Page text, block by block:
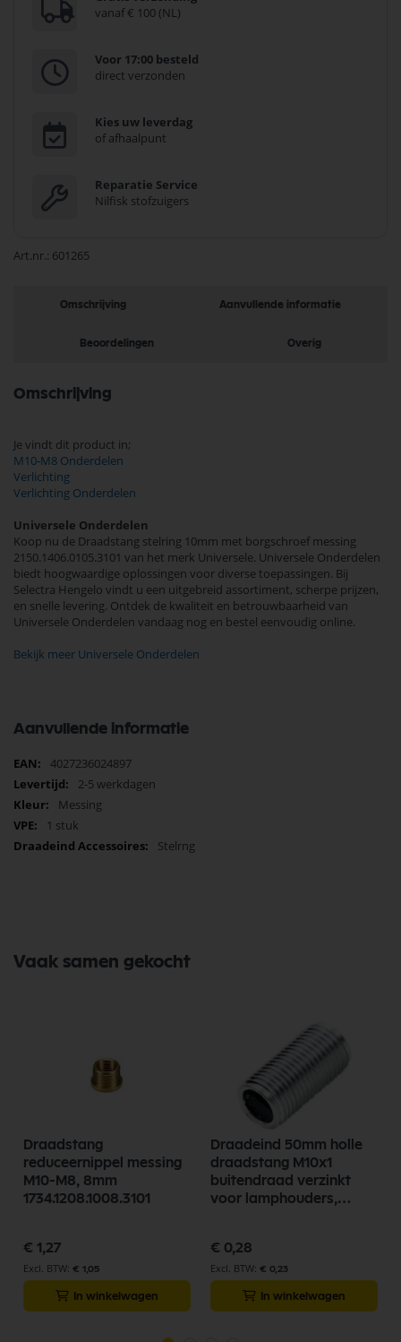
vanaf € 100 (NL)
Voor 17:00 besteld
direct verzonden
Kies uw leverdag
of afhaalpunt
Reparatie Service
Nilfisk stofzuigers
Art.nr. 601265
Omschrijving Aanvullende informatie
Beoordelingen Overig
Omschrijving
Je vindt dit product in;
M10-M8 Onderdelen
Verlichting
Verlichting Onderdelen
Universele Onderdelen
Koop nu de Draadstang stelring 10mm met borgschroef messing
2150.1406.0105.3101 van het merk Universele. Universele Onderdelen
biedt hoogwaardige oplossingen voor diverse toepassingen. Bij
Selectra Hengelo vindt u een uitgebreid assortiment, scherpe prijzen,
en snelle levering. Ontdek de kwaliteit en betrouwbaarheid van
Universele Onderdelen vandaag nog en bestel eenvoudig online.
Bekijk meer Universele Onderdelen
Aanvullende informatie
Meer
informatie
4027236024897
2-5 werkdagen
Messing
1 stuk
Stelrng
Vaak samen gekocht
Draadstang
reduceernippel messing
M10-M8, 8mm
1734.1208.1008.3101
€ 1,27
€ 1,05
In winkelwagen
Draadeind 50mm holle
draadstang M10x1
buitendraad verzinkt
voor lamphouders,
€ 0,28
€ 0,23
In winkelwagen